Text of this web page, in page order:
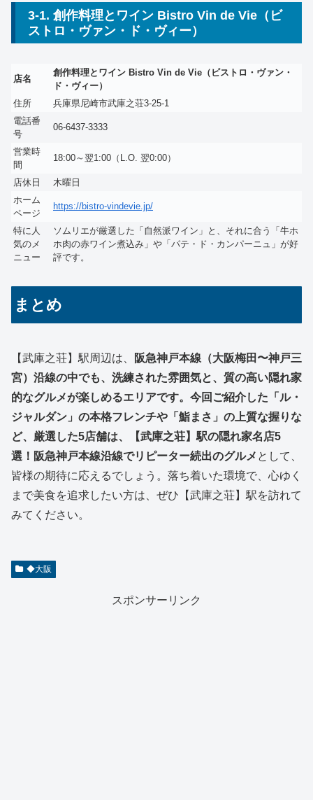
3-1. 創作料理とワイン Bistro Vin de Vie（ビ
ストロ・ヴァン・ド・ヴィー）
店名
創作料理とワイン Bistro Vin de Vie（ビストロ・ヴァン・
ド・ヴィー）
住所
兵庫県尼崎市武庫之荘3-25-1
電話番
号
06-6437-3333
営業時
間
18:00～翌1:00（L.O. 翌0:00）
店休日
木曜日
ホーム
ページ
https://bistro-vindevie.jp/
特に人
気のメ
ニュー
ソムリエが厳選した「自然派ワイン」と、それに合う「牛ホ
ホ肉の赤ワイン煮込み」や「パテ・ド・カンパーニュ」が好
評です。
まとめ
【武庫之荘】駅周辺は、
阪急神戸本線（大阪梅田〜神戸三
宮）沿線の中でも、洗練された雰囲気と、質の高い隠れ家
的なグルメが楽しめるエリアです。今回ご紹介した「ル・
ジャルダン」の本格フレンチや「鮨まさ」の上質な握りな
ど、厳選した5店舗は、【武庫之荘】駅の隠れ家名店5
選！阪急神戸本線沿線でリピーター続出のグルメ として、
皆様の期待に応えるでしょう。落ち着いた環境で、心ゆく
まで美食を追求したい方は、ぜひ【武庫之荘】駅を訪れて
みてください。
◆大阪
スポンサーリンク